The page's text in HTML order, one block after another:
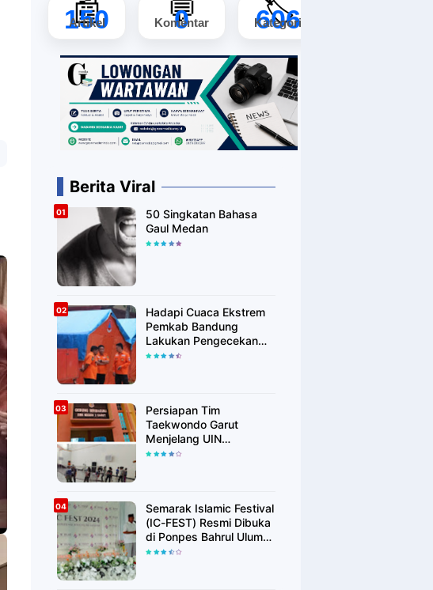
📰
150
Artikel 💬
0
Komentar 🏷️
606
Kategori
Berita Viral
50 Singkatan Bahasa
Gaul Medan
Hadapi Cuaca Ekstrem
Pemkab Bandung
Lakukan Pengecekan
Peralatan Kebencanaan
Persiapan Tim
Taekwondo Garut
Menjelang UIN
Championship 6
Semarak Islamic Festival
(IC-FEST) Resmi Dibuka
di Ponpes Bahrul Ulum
Islamic Center